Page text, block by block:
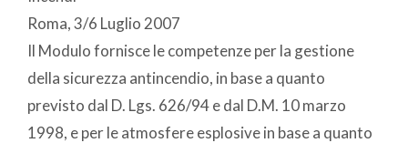
Roma, 3/6 Luglio 2007
Il Modulo fornisce le competenze per la gestione
della sicurezza antincendio, in base a quanto
previsto dal D. Lgs. 626/94 e dal D.M. 10 marzo
1998, e per le atmosfere esplosive in base a quanto